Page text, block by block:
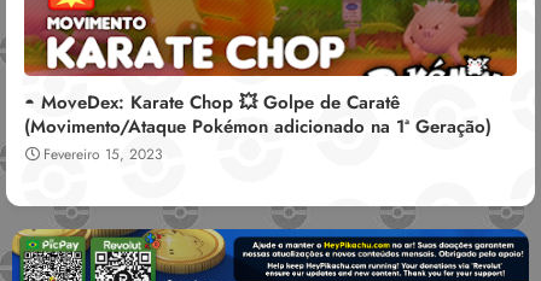
◓ MoveDex: Karate Chop 💥 Golpe de Caratê
(Movimento/Ataque Pokémon adicionado na 1ª Geração)
Fevereiro 15, 2023